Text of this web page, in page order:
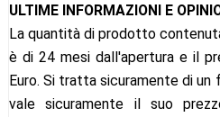
ULTIME INFORMAZIONI E
La quantità di prodotto
è di 24 mesi dall'apertura e il
Euro. Si tratta sicuramente di
vale sicuramente il suo